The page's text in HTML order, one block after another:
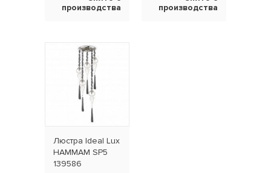
производства
производства
Люстра Ideal Lux
HAMMAM SP5
139586